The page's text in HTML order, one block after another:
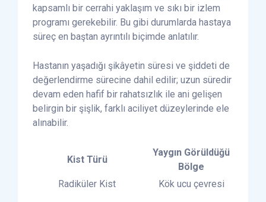
kapsamlı bir cerrahi yaklaşım ve sıkı bir izlem
programı gerekebilir. Bu gibi durumlarda hastaya
süreç en baştan ayrıntılı biçimde anlatılır.
Hastanın yaşadığı şikâyetin süresi ve şiddeti de
değerlendirme sürecine dahil edilir; uzun süredir
devam eden hafif bir rahatsızlık ile ani gelişen
belirgin bir şişlik, farklı aciliyet düzeylerinde ele
alınabilir.
Kist Türü
Yaygın Görüldüğü
Bölge
Radiküler Kist
Kök ucu çevresi